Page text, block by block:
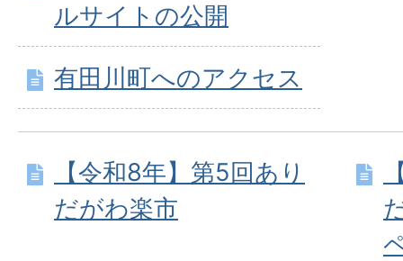
ルサイトの公開
有田川町へのアクセス
【令和8年】第5回あり
だがわ楽市